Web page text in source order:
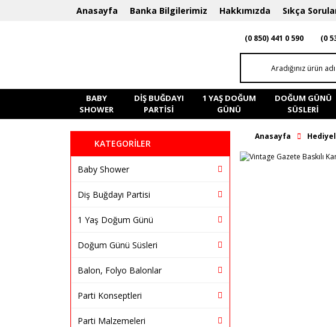
Anasayfa Banka Bilgilerimiz Hakkımızda Sıkça
(0 850) 441 0 590 (0
BABY
SHOWER
DIŞ BUĞDAYI
PARTISI
1 YAŞ DOĞUM
GÜNÜ
DOĞUM GÜNÜ
SÜSLERI
KATEGORİLER
Baby Shower
Diş Buğdayı Partisi
1 Yaş Doğum Günü
Doğum Günü Süsleri
Balon, Folyo Balonlar
Parti Konseptleri
Parti Malzemeleri
Anasayfa